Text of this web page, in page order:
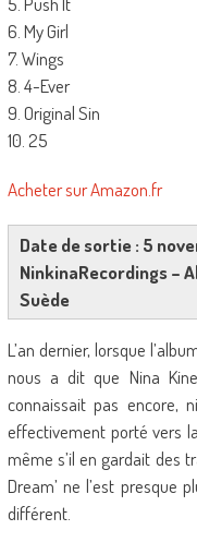
6. My Girl
7. Wings
8. 4-Ever
9. Original Sin
10. 25
Acheter sur Amazon.fr
Date de sortie : 5
NinkinaRecordings –
Suède
L’an dernier, lorsque
nous a dit que Nina
connaissait pas encore,
effectivement porté vers
même s’il en gardait des
Dream’ ne l’est presque
différent.